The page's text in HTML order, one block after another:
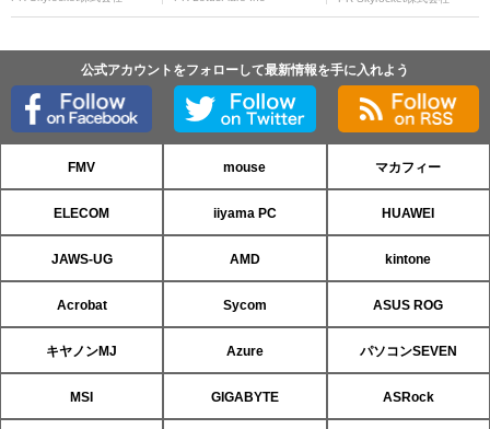
公式アカウントをフォローして最新情報を手に入れよう
FMV mouse マカフィー
ELECOM iiyama PC HUAWEI
JAWS-UG AMD kintone
Acrobat Sycom ASUS ROG
キヤノンMJ Azure パソコンSEVEN
MSI GIGABYTE ASRock